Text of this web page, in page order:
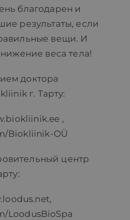
благодарен и
результаты, если
вещи. И
веса тела!
доктора
г. Тарту:
,
Biokliinik-OÜ
центр
LoodusBioSpa